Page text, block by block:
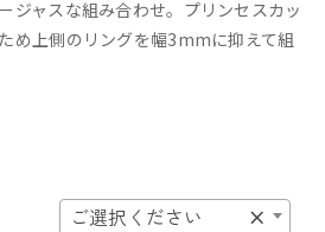
ジャスな組み合わせ。プリンセスカッ
め上側のリングを幅3mmに抑えて組
×
ご選択ください